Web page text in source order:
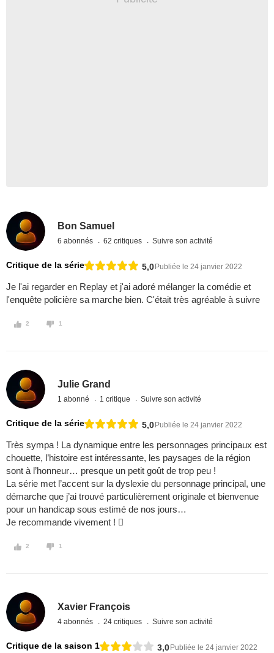
Bon Samuel
6 abonnés 62 critiques Suivre son activité
Critique de la série 5,0 Publiée le 24 janvier 2022
Je l'ai regarder en Replay et j'ai adoré mélanger la comédie et
l'enquête policière sa marche bien. C'était très agréable à suivre
2 1
Julie Grand
1 abonné 1 critique Suivre son activité
Critique de la série 5,0 Publiée le 24 janvier 2022
Très sympa ! La dynamique entre les personnages principaux est
chouette, l’histoire est intéressante, les paysages de la région
sont à l’honneur… presque un petit goût de trop peu !
La série met l’accent sur la dyslexie du personnage principal, une
démarche que j’ai trouvé particulièrement originale et bienvenue
pour un handicap sous estimé de nos jours…
Je recommande vivement ! 
2 1
Xavier François
4 abonnés 24 critiques Suivre son activité
Critique de la saison 1 3,0 Publiée le 24 janvier 2022